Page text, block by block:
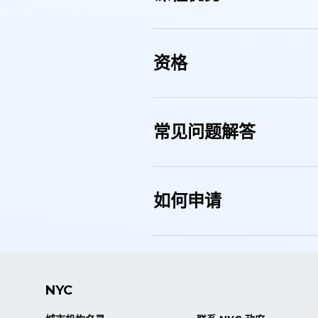
资格
常见问题解答
如何申请
NYC